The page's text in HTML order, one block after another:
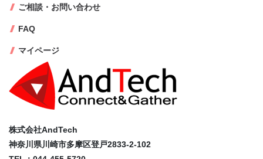
株式会社AndTech
神奈川県川崎市多摩区登戸2833-2-102
ご相談・お問い合わせ
FAQ
マイページ